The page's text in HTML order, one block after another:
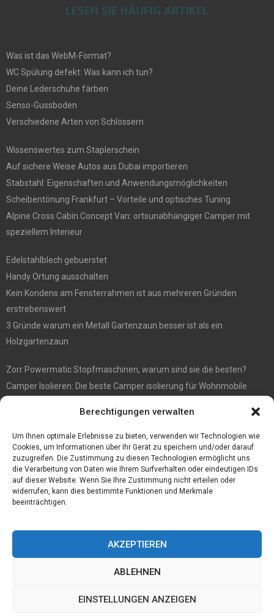
Berechtigungen verwalten
Um Ihnen optimale Erlebnisse zu bieten, verwenden wir Technologien wie
Cookies, um Informationen über Ihr Gerät zu speichern und/oder darauf
zuzugreifen. Die Zustimmung zu diesen Technologien ermöglicht uns
die Verarbeitung von Daten wie Ihrem Surfverhalten oder eindeutigen IDs
auf dieser Website. Wenn Sie Ihre Zustimmung nicht erteilen oder
widerrufen, kann dies bestimmte Funktionen und Merkmale
beeinträchtigen.
AKZEPTIEREN
ABLEHNEN
EINSTELLUNGEN ANZEIGEN
LESEN SIE HÄUFIG ARTIKEL
Was ist das WebM-Format?
WC Spülung defekt: Was kann ich tun?
Deine Lederschuhe färben
Senso-Gussboden
Verschiedene Arten von Schlössern
Wissenswertes zum Staplerschein
Auf sichere Weise Autos aus Dubai importieren
Stabstahl: Eigenschaften und Anwendungsmöglichkeiten
Scheibentönung Frankfurt – Vorteile und optisches Tuning
Alpine Cross Cabin Concept Van: ortsunabhängiger Camper mit
speziellem Interieur
Edelstahlblech gebuerstet
Handy Ortung ausschalten
Kein Kondens am Fensterrahmen ist aus mehreren Gründen
erstrebenswert
3 Gründe warum ein Metall Gartenzaun besser ist als ein
Holzgartenzaun
Zorr Powermatic Stopfmaschinen, warum sind sie die besten?
Camper Isolieren: Die beste Camper isolierung für Wohnmobile
Immobilienmakler Gökay Gündüz
Masterarbeit auf Englisch: Anleitung zum Verfassen